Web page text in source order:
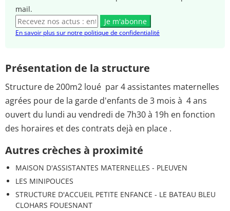
mail.
Je m'abonne
En savoir plus sur notre politique de confidentialité
Présentation de la structure
Structure de 200m2 loué par 4 assistantes maternelles
agrées pour de la garde d'enfants de 3 mois à 4 ans
ouvert du lundi au vendredi de 7h30 à 19h en fonction
des horaires et des contrats dejà en place .
Autres crèches à proximité
MAISON D'ASSISTANTES MATERNELLES - PLEUVEN
LES MINIPOUCES
STRUCTURE D'ACCUEIL PETITE ENFANCE - LE BATEAU BLEU
CLOHARS FOUESNANT